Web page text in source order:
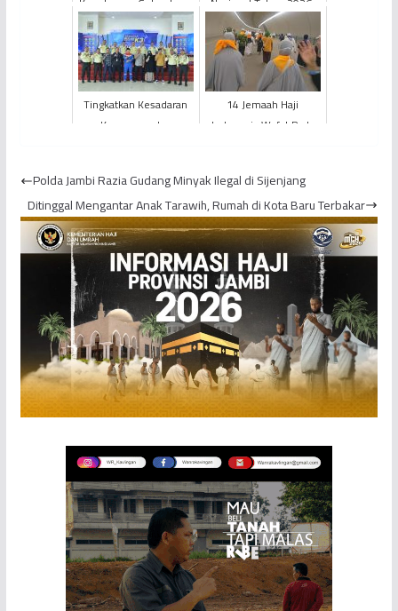
Pertama Indonesia, 373
Jemaah Haji KLOTER
BTH 18 Pr...
Pertamina EP Jambi
Senantiasa
Berkomitmen Ti...
Tingkatkan Kesadaran
Keamanan dan
Dalam Semarak Bula...
14 Jemaah Haji
Indonesia Wafat Pada
Polda Jambi Razia Gudang Minyak Ilegal di Sijenjang
Ditinggal Mengantar Anak Tarawih, Rumah di Kota Baru Terbakar